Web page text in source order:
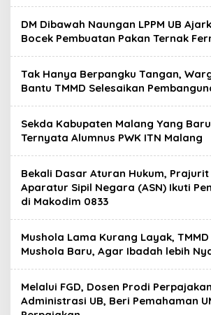
r
a
DM Dibawah Naungan LPPM UB
Bocek Pembuatan Pakan Ternak
Tak Hanya Berpangku Tangan,
Bantu TMMD Selesaikan
Sekda Kabupaten Malang Yang
Ternyata Alumnus PWK ITN Malang
Bekali Dasar Aturan Hukum, Prajurit
Aparatur Sipil Negara (ASN) Ikuti
di Makodim 0833
Mushola Lama Kurang Layak,
Mushola Baru, Agar Ibadah lebih
Melalui FGD, Dosen Prodi
Administrasi UB, Beri Pemahaman